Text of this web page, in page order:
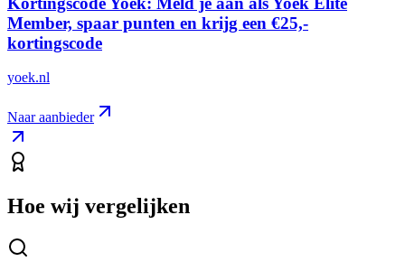
Member, spaar punten en krijg een €25,-
kortingscode
yoek.nl
Naar aanbieder
Hoe wij vergelijken